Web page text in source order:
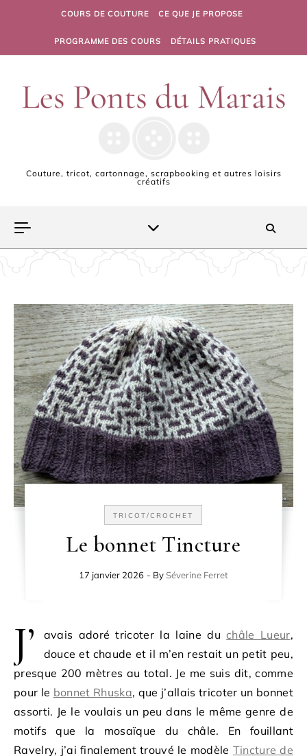
Skip to contentCOURS DE COUTURE CE QUE JE PROPOSE
PROGRAMME DES COURS DÉTAILS PRATIQUES
Couture, tricot, cartonnage, scrapbooking et autres loisirs
créatifs
TRICOT/CROCHET
Le bonnet Tincture
17 janvier 2026 - By Séverine Ferret
J’ avais adoré tricoter la laine duchâle Lueur,
douce et chaude et il m’en restait un petit peu,
presque 200 mètres au total. Je me suis dit, comme
pour le bonnet Rhuska, que j’allais tricoter un bonnet
assorti. Je le voulais un peu dans le même genre de
motifs que la mosaïque du châle. En fouillant
Ravelry, j’ai finalement trouvé le modèle Tincture de